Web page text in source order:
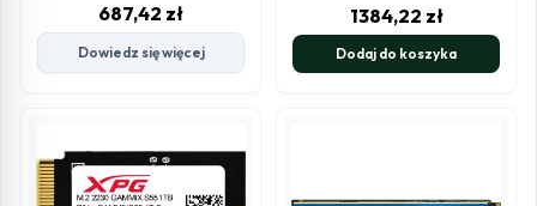
687,42 zł
Dowiedz się więcej
1384,22 zł
Dodaj do koszyka